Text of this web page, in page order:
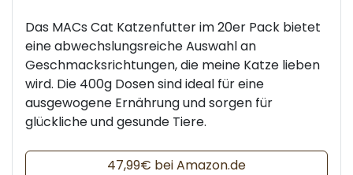
Das MACs Cat Katzenfutter im 20er Pack bietet
eine abwechslungsreiche Auswahl an
Geschmacksrichtungen, die meine Katze lieben
wird. Die 400g Dosen sind ideal für eine
ausgewogene Ernährung und sorgen für
glückliche und gesunde Tiere.
47,99€ bei Amazon.de